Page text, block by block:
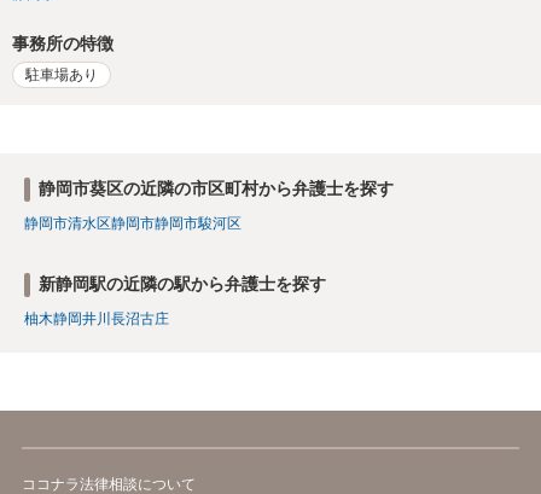
事務所の特徴
駐車場あり
静岡市葵区の近隣の市区町村から弁護士を探す
静岡市清水区静岡市静岡市駿河区
新静岡駅の近隣の駅から弁護士を探す
柚木静岡井川 長沼古庄
ココナラ法律相談について